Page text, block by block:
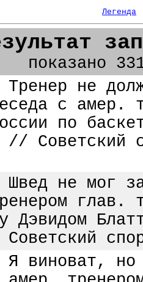
Легенда
показано
не
с амер.
по
//
не мог
глав.
Дэвидом
виноват, но